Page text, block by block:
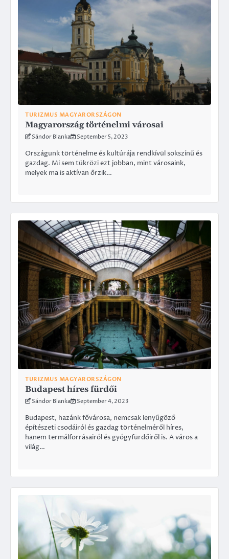
TURIZMUS MAGYARORSZÁGON
Magyarország történelmi városai
Sándor Blanka September 5, 2023
Országunk történelme és kultúrája rendkívül sokszínű és
gazdag. Mi sem tükrözi ezt jobban, mint városaink,
melyek ma is aktívan őrzik…
TURIZMUS MAGYARORSZÁGON
Budapest híres fürdői
Sándor Blanka September 4, 2023
Budapest, hazánk fővárosa, nemcsak lenyűgöző
építészeti csodáiról és gazdag történelméről híres,
hanem termálforrásairól és gyógyfürdőiről is. A város a
világ…